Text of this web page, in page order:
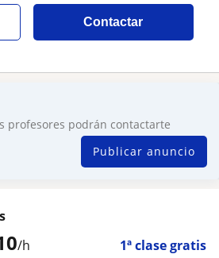
Contactar
profesores podrán contactarte
Publicar anuncio
/h 1ª clase gratis